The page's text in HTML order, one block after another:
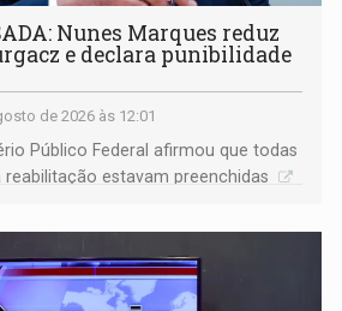
Nunes Marques reduz
e declara punibilidade
de 2026 às 12:01
Público Federal afirmou que todas
estavam preenchidas